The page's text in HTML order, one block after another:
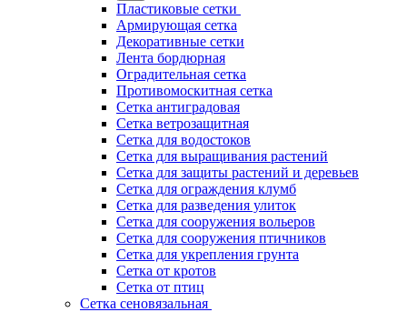
Пластиковые сетки
Армирующая сетка
Декоративные сетки
Лента бордюрная
Оградительная сетка
Противомоскитная сетка
Сетка антиградовая
Сетка ветрозащитная
Сетка для водостоков
Сетка для выращивания растений
Сетка для защиты растений и деревьев
Сетка для ограждения клумб
Сетка для разведения улиток
Сетка для сооружения вольеров
Сетка для сооружения птичников
Сетка для укрепления грунта
Сетка от кротов
Сетка от птиц
Сетка сеновязальная